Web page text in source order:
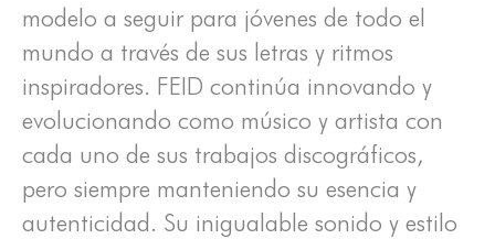
modelo a seguir para jóvenes de todo el
mundo a través de sus letras y ritmos
inspiradores. FEID continúa innovando y
evolucionando como músico y artista con
cada uno de sus trabajos discográficos,
pero siempre manteniendo su esencia y
autenticidad. Su inigualable sonido y estilo